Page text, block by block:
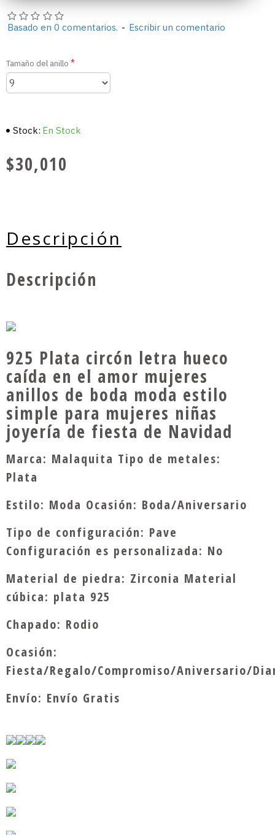
Basado en 0 comentarios. - Escribir un comentario
$30,010
Stock: En Stock
Tamaño del anillo
Descripción
Descripción
925 Plata circón letra hueco
caída en el amor mujeres
anillos de boda moda estilo
simple para mujeres niñas
joyería de fiesta de Navidad
Marca: Malaquita Tipo de metales:
Plata
Estilo: Moda Ocasión: Boda/Aniversario
Tipo de configuración: Pave
Configuración es personalizada: No
Material de piedra: Zirconia Material
cúbica: plata 925
Chapado: Rodio
Ocasión:
Fiesta/Regalo/Compromiso/Aniversario/
Envío: Envío Gratis